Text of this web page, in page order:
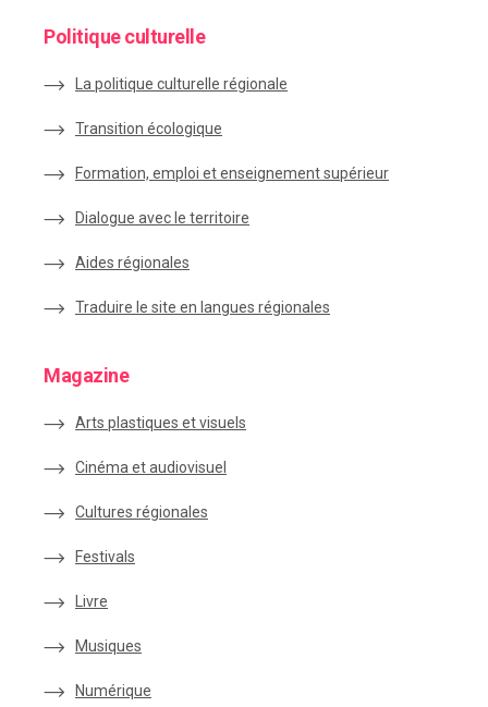
Politique culturelle
La politique culturelle régionale
Transition écologique
Formation, emploi et enseignement supérieur
Dialogue avec le territoire
Aides régionales
Traduire le site en langues régionales
Magazine
Arts plastiques et visuels
Cinéma et audiovisuel
Cultures régionales
Festivals
Livre
Musiques
Numérique